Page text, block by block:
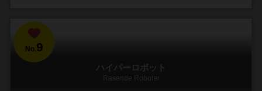
No.9
ハイパーロボット
Rasende Roboter